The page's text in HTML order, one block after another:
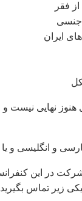
هنوز نهايی
و انگليسی و
در اين
زير تماس